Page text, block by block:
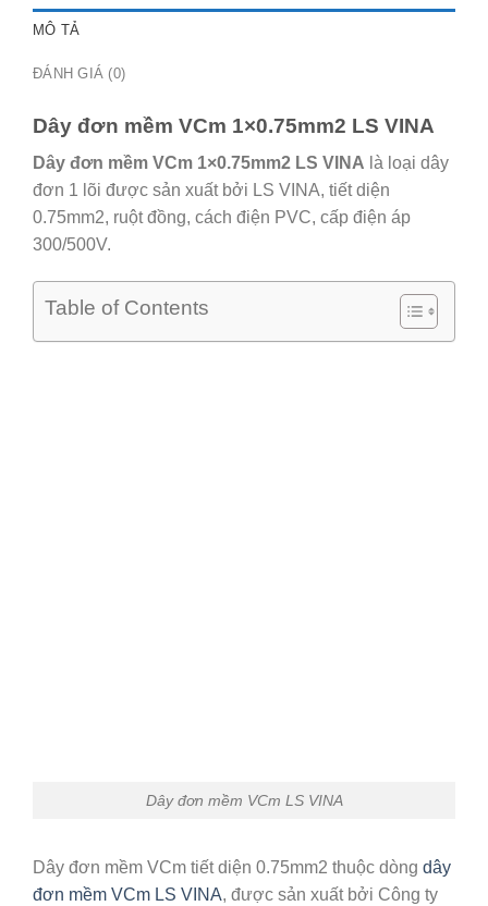
MÔ TẢ
ĐÁNH GIÁ (0)
Dây đơn mềm VCm 1×0.75mm2 LS VINA
Dây đơn mềm VCm 1×0.75mm2 LS VINA là loại dây
đơn 1 lõi được sản xuất bởi LS VINA, tiết diện
0.75mm2, ruột đồng, cách điện PVC, cấp điện áp
300/500V.
Table of Contents
Dây đơn mềm VCm LS VINA
Dây đơn mềm VCm tiết diện 0.75mm2 thuộc dòng dây
đơn mềm VCm LS VINA, được sản xuất bởi Công ty